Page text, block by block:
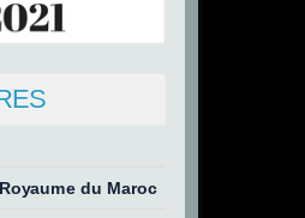
du Maroc